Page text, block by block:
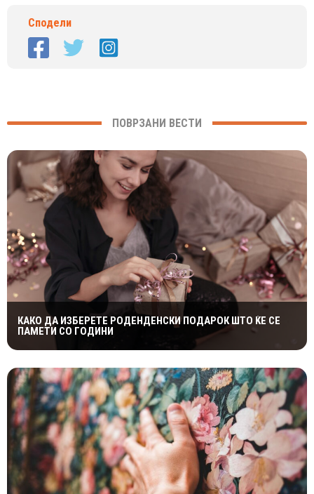
Сподели
ПОВРЗАНИ ВЕСТИ
КАКО ДА ИЗБЕРЕТЕ РОДЕНДЕНСКИ ПОДАРОК ШТО ЌЕ СЕ
ПАМЕТИ СО ГОДИНИ